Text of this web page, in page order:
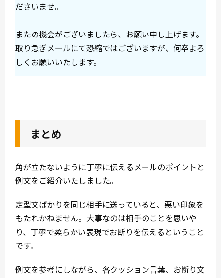
ださいませ。
またの機会がございましたら、お願い申し上げます。
取り急ぎメールにて恐縮ではございますが、何卒よろ
しくお願いいたします。
まとめ
角が立たないように丁寧に伝えるメールのポイントと
例文をご紹介いたしました。
定型文ばかりを同じ相手に送っていると、悪い印象を
もたれかねません。大事なのは相手のことを思いや
り、丁寧で柔らかい表現でお断りを伝えるということ
です。
例文を参考にしながら、各クッション言葉、お断り文